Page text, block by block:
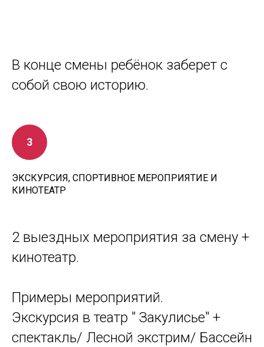
В конце смены ребёнок заберет с
собой свою историю.
ЭКСКУРСИЯ, СПОРТИВНОЕ МЕРОПРИЯТИЕ И
КИНОТЕАТР
2 выездных мероприятия за смену +
кинотеатр.
Примеры мероприятий.
Экскурсия в театр " Закулисье" +
спектакль/ Лесной экстрим/ Бассейн